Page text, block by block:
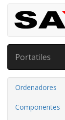
Portatiles
Ordenadores
Componentes